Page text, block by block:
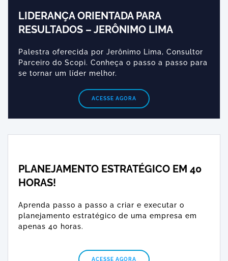
LIDERANÇA ORIENTADA PARA
RESULTADOS – JERÔNIMO LIMA
Palestra oferecida por Jerônimo Lima, Consultor
Parceiro do Scopi. Conheça o passo a passo para
se tornar um líder melhor.
ACESSE AGORA
PLANEJAMENTO ESTRATÉGICO EM 40
HORAS!​
Aprenda passo a passo a criar e executar o
planejamento estratégico de uma empresa em
apenas 40 horas.
ACESSE AGORA